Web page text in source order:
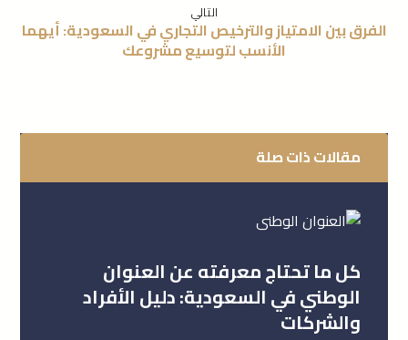
التالي
الفرق بين الامتياز والترخيص التجاري في السعودية: أيهما
الأنسب لتوسيع مشروعك
مقالات ذات صلة
كل ما تحتاج معرفته عن العنوان
الوطني في السعودية: دليل الأفراد
والشركات